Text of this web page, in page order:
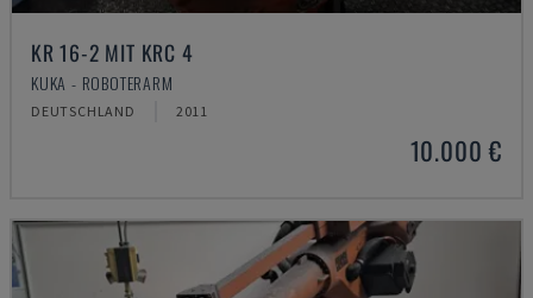
KR 16-2 MIT KRC 4
KUKA - ROBOTERARM
DEUTSCHLAND 2011
10.000 €